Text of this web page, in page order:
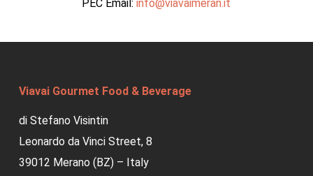
PEC Email:info@viavaimeran.it
Viavai Gourmet Food & Beverage
di Stefano Visintin
Leonardo da Vinci Street, 8
39012 Merano (BZ) – Italy